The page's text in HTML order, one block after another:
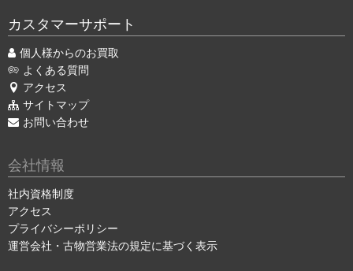
カスタマーサポート
個人様からのお買取
よくある質問
アクセス
サイトマップ
お問い合わせ
会社情報
社内資格制度
アクセス
プライバシーポリシー
運営会社・古物営業法の規定に基づく表示